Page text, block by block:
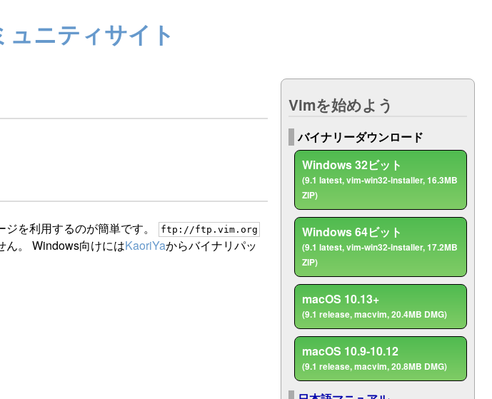
ニティサイト
を利用するのが簡単です。 ftp://ftp.vim.org
ん。 Windows向けにはKaoriYaからバイナリパッ
Vimを始めよう
バイナリーダウンロード
Windows 32ビット
(9.1 latest, vim-win32-installer, 16.3MB
ZIP)
Windows 64ビット
(9.1 latest, vim-win32-installer, 17.2MB
ZIP)
macOS 10.13+
(9.1 release, macvim, 20.4MB DMG)
macOS 10.9-10.12
(9.1 release, macvim, 20.8MB DMG)